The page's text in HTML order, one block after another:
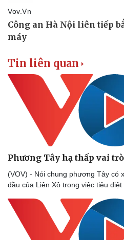
Tin liên quan
Phương Tây hạ thấp vai
(VOV) - Nói chung phương Tây có
đầu của Liên Xô trong việc tiêu diệt